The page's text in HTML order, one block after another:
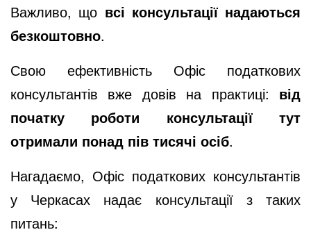
Важливо, що всі консультації надаються
безкоштовно.
Свою ефективність Офіс податкових
консультантів вже довів на практиці: від
початку роботи консультації тут
отримали понад пів тисячі осіб.
Нагадаємо, Офіс податкових консультантів
у Черкасах надає консультації з таких
питань: